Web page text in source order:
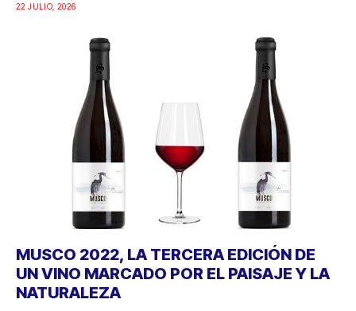
22 JULIO, 2026
MUSCO 2022, LA TERCERA EDICIÓN DE
UN VINO MARCADO POR EL PAISAJE Y LA
NATURALEZA